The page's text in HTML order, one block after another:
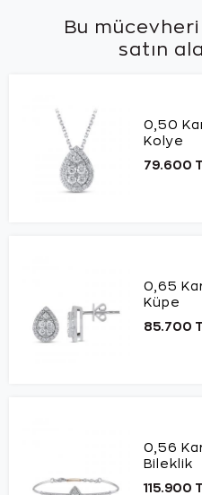
Bu
satın
0,50
Kolye
79.600
0,65
Küpe
85.700
0,56
Bileklik
115.900